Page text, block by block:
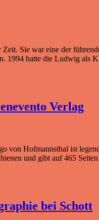
Sie war eine der
1994 hatte die Ludwig als
Verlag
von Hofmannsthal ist
und gibt auf 465
bei Schott